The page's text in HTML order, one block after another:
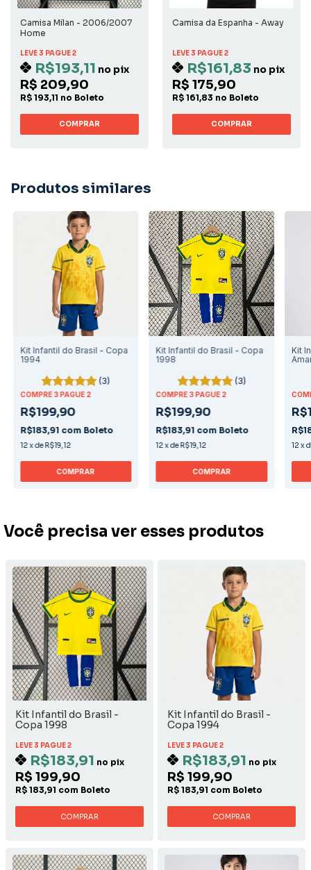
Camisa Milan - 2006/2007
Home
LEVE 3 PAGUE 2
R$193,11 no pix
R$ 209,90
R$ 193,11 no Boleto
COMPRAR
Camisa da Espanha - Away
LEVE 3 PAGUE 2
R$161,83 no pix
R$ 175,90
R$ 161,83 no Boleto
COMPRAR
Produtos similares
Kit Infantil do Brasil - Copa
1994
(3)
COMPRE 3 PAGUE 2
R$199,90
R$183,91 com Boleto
12xde R$19,12
COMPRAR
Kit Infantil do Brasil - Copa
1998
(3)
COMPRE 3 PAGUE 2
R$199,90
R$183,91 com Boleto
12xde R$19,12
COMPRAR
Kit
12 x
Você precisa ver esses produtos
Kit Infantil do Brasil -
Copa 1998
LEVE 3 PAGUE 2
R$183,91 no pix
R$ 199,90
R$ 183,91 com Boleto
COMPRAR
Kit Infantil do Brasil -
Copa 1994
LEVE 3 PAGUE 2
R$183,91 no pix
R$ 199,90
R$ 183,91 com Boleto
COMPRAR